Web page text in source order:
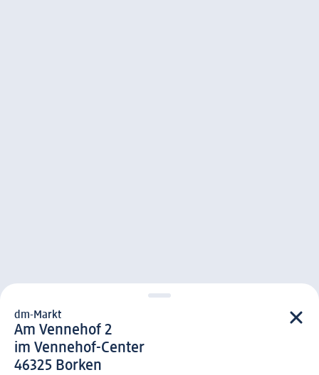
d m-Markt
dm-Markt
Am Vennehof 2
im Vennehof-Center
4 6 3 2 5
46325 Borken